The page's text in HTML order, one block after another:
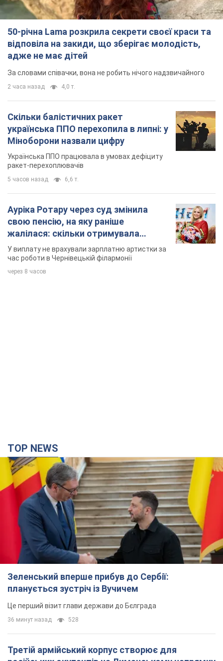
50-річна Lama розкрила секрети своєї краси та
відповіла на закиди, що зберігає молодість,
адже не має дітей
За словами співачки, вона не робить нічого надзвичайного
2 часа назад 4,0 т.
Скільки балістичних ракет
українська ППО перехопила в липні: у
Міноборони назвали цифру
Українська ППО працювала в умовах дефіциту
ракет-перехоплювачів
5 часов назад 6,6 т.
Ауріка Ротару через суд змінила
свою пенсію, на яку раніше
жалілася: скільки отримувала
співачка
У виплату не врахували зарплатню артистки за
час роботи в Чернівецькій філармонії
через 8 часов
TOP NEWS
Зеленський вперше прибув до Сербії:
планується зустріч із Вучичем
Це перший візит глави держави до Бєлграда
36 минут назад 528
Третій армійський корпус створює для